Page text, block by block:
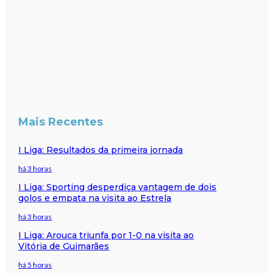
Mais Recentes
I Liga: Resultados da primeira jornada
há 3 horas
I Liga: Sporting desperdiça vantagem de dois
golos e empata na visita ao Estrela
há 3 horas
I Liga: Arouca triunfa por 1-0 na visita ao
Vitória de Guimarães
há 5 horas